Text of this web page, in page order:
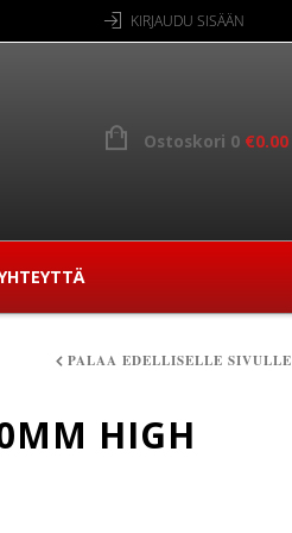
KIRJAUDU SISÄÄN
Ostoskori 0 €0.00
PALAA EDELLISELLE SIVULLE
HIGH